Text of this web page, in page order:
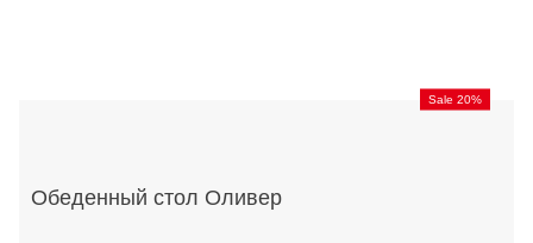
Sale 20%
Обеденный стол Оливер